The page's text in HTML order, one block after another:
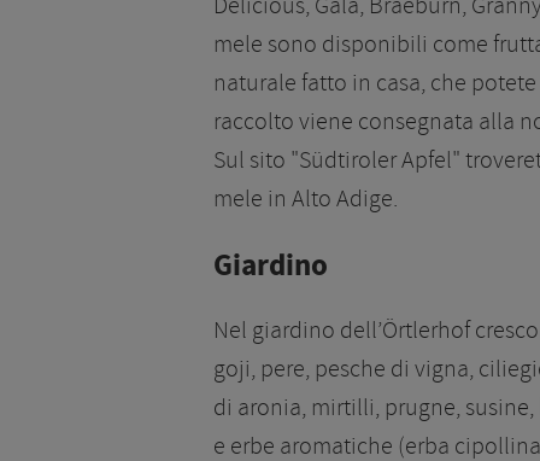
Delicious, Gala, Braeburn,
mele sono disponibili come
naturale fatto in casa, che
raccolto viene consegnata alla
Sul sito "Südtiroler Apfel"
mele in Alto Adige.
Giardino
Nel giardino dell’Örtlerhof
goji, pere, pesche di vigna,
di aronia, mirtilli, prugne,
e erbe aromatiche (erba